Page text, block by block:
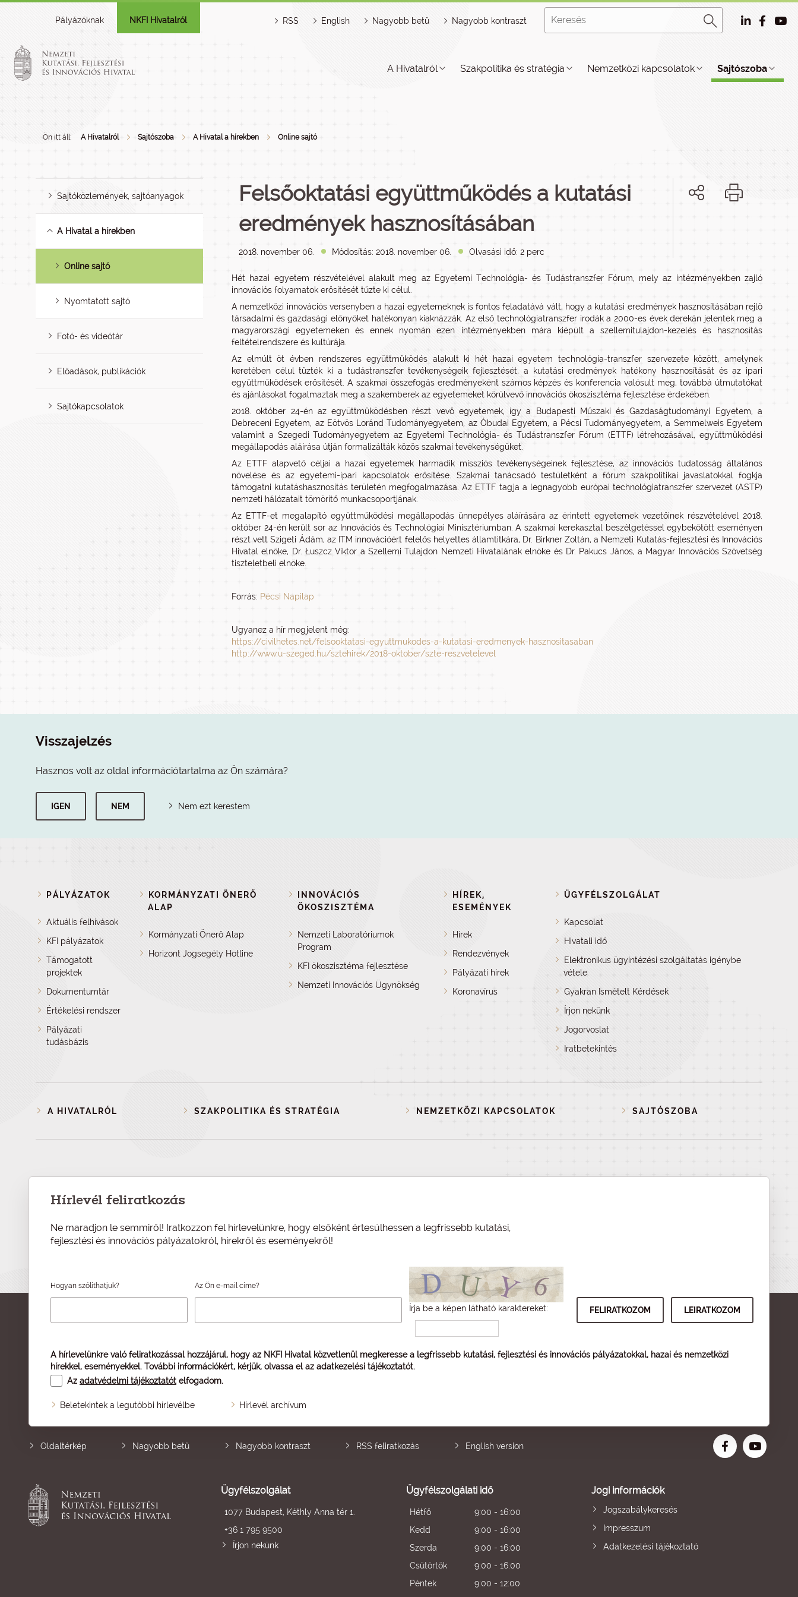
Pályázóknak NKFI Hivatalról RSS English Nagyobb betű Nagyobb kontraszt
A Hivatalról Szakpolitika és stratégia Nemzetközi kapcsolatok Sajtószoba
Ön itt áll: A Hivatalról Sajtószoba A Hivatal a hírekben Online sajtó
Sajtóközlemények, sajtóanyagok
A Hivatal a hírekben
Online sajtó
Nyomtatott sajtó
Fotó- és videótár
Előadások, publikációk
Sajtókapcsolatok
Felsőoktatási együttműködés a kutatási
eredmények hasznosításában
2018. november 06. Módosítás: 2018. november 06. Olvasási idő: 2 perc
Hét hazai egyetem részvételével alakult meg az Egyetemi Technológia- és Tudástranszfer Fórum, mely az intézményekben zajló
innovációs folyamatok erősítését tűzte ki célul.
A nemzetközi innovációs versenyben a hazai egyetemeknek is fontos feladatává vált, hogy a kutatási eredmények hasznosításában rejlő
társadalmi és gazdasági előnyöket hatékonyan kiaknázzák. Az első technológiatranszfer irodák a 2000-es évek derekán jelentek meg a
magyarországi egyetemeken és ennek nyomán ezen intézményekben mára kiépült a szellemitulajdon-kezelés és hasznosítás
feltételrendszere és kultúrája.
Az elmúlt öt évben rendszeres együttműködés alakult ki hét hazai egyetem technológia-transzfer szervezete között, amelynek
keretében célul tűzték ki a tudástranszfer tevékenységeik fejlesztését, a kutatási eredmények hatékony hasznosítását és az ipari
együttműködések erősítését. A szakmai összefogás eredményeként számos képzés és konferencia valósult meg, továbbá útmutatókat
és ajánlásokat fogalmaztak meg a szakemberek az egyetemeket körülvevő innovációs ökoszisztéma fejlesztése érdekében.
2018. október 24-én az együttműködésben részt vevő egyetemek, így a Budapesti Műszaki és Gazdaságtudományi Egyetem, a
Debreceni Egyetem, az Eötvös Loránd Tudományegyetem, az Óbudai Egyetem, a Pécsi Tudományegyetem, a Semmelweis Egyetem
valamint a Szegedi Tudományegyetem az Egyetemi Technológia- és Tudástranszfer Fórum (ETTF) létrehozásával, együttműködési
megállapodás aláírása útján formalizálták közös szakmai tevékenységüket.
Az ETTF alapvető céljai a hazai egyetemek harmadik missziós tevékenységeinek fejlesztése, az innovációs tudatosság általános
növelése és az egyetemi-ipari kapcsolatok erősítése. Szakmai tanácsadó testületként a fórum szakpolitikai javaslatokkal fogkja
támogatni kutatáshasznosítás területén megfogalmazása. Az ETTF tagja a legnagyobb európai technológiatranszfer szervezet (ASTP)
nemzeti hálózatait tömörítő munkacsoportjának.
Az ETTF-et megalapító együttműködési megállapodás ünnepélyes aláírására az érintett egyetemek vezetőinek részvételével 2018.
október 24-én került sor az Innovációs és Technológiai Minisztériumban. A szakmai kerekasztal beszélgetéssel egybekötött eseményen
részt vett Szigeti Ádám, az ITM innovációért felelős helyettes államtitkára, Dr. Birkner Zoltán, a Nemzeti Kutatás-fejlesztési és Innovációs
Hivatal elnöke, Dr. Łuszcz Viktor a Szellemi Tulajdon Nemzeti Hivatalának elnöke és Dr. Pakucs János, a Magyar Innovációs Szövetség
tiszteletbeli elnöke.
Forrás: Pécsi Napilap
Ugyanez a hír megjelent még:
https://civilhetes.net/felsooktatasi-egyuttmukodes-a-kutatasi-eredmenyek-hasznositasaban
http://www.u-szeged.hu/sztehirek/2018-oktober/szte-reszvetelevel
Visszajelzés
Hasznos volt az oldal információtartalma az Ön számára?
IGEN NEM Nem ezt kerestem
PÁLYÁZATOK
Aktuális felhívások
KFI pályázatok
Támogatott
projektek
Dokumentumtár
Értékelési rendszer
Pályázati
tudásbázis
KORMÁNYZATI ÖNERŐ
ALAP
Kormányzati Önerő Alap
Horizont Jogsegély Hotline
INNOVÁCIÓS
ÖKOSZISZTÉMA
Nemzeti Laboratóriumok
Program
KFI ökoszisztéma fejlesztése
Nemzeti Innovációs Ügynökség
HÍREK,
ESEMÉNYEK
Hírek
Rendezvények
Pályázati hírek
Koronavírus
ÜGYFÉLSZOLGÁLAT
Kapcsolat
Hivatali idő
Elektronikus ügyintézési szolgáltatás igénybe
vétele
Gyakran Ismételt Kérdések
Írjon nekünk
Jogorvoslat
Iratbetekintés
A HIVATALRÓL SZAKPOLITIKA ÉS STRATÉGIA NEMZETKÖZI KAPCSOLATOK SAJTÓSZOBA
Hírlevél feliratkozás
Ne maradjon le semmiről! Iratkozzon fel hírlevelünkre, hogy elsőként értesülhessen a legfrissebb kutatási,
fejlesztési és innovációs pályázatokról, hírekről és eseményekről!
Hogyan szólíthatjuk? Az Ön e-mail címe?
Írja be a képen látható karaktereket:
A hírlevelünkre való feliratkozással hozzájárul, hogy az NKFI Hivatal közvetlenül megkeresse a legfrissebb kutatási, fejlesztési és innovációs pályázatokkal, hazai és nemzetközi
hírekkel, eseményekkel. További információkért, kérjük, olvassa el az adatkezelési tájékoztatót.
Az adatvédelmi tájékoztatót elfogadom.
Beletekintek a legutóbbi hírlevélbe Hírlevél archívum
Oldaltérkép Nagyobb betű Nagyobb kontraszt RSS feliratkozás English version
Ügyfélszolgálat
1077 Budapest, Kéthly Anna tér 1.
+36 1 795 9500
Írjon nekünk
Ügyfélszolgálati idő
Hétfő
9:00 - 16:00
Kedd
9:00 - 16:00
Szerda
9:00 - 16:00
Csütörtök
9:00 - 16:00
Péntek
9:00 - 12:00
Jogi információk
Jogszabálykeresés
Impresszum
Adatkezelési tájékoztató